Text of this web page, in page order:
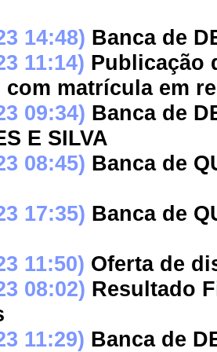
14:48) Banca de
11:14) Publicação
matrícula em
09:34) Banca de
E SILVA
08:45) Banca de
17:35) Banca de
11:50) Oferta de
08:02) Resultado
11:29) Banca de